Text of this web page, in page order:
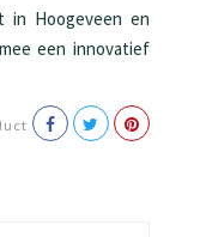
in Hoogeveen en
een innovatief